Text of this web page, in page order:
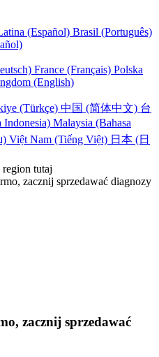
(Español) Brasil (Português)
France (Français) Polska
(English)
(Türkçe) 中国 (简体中文) 台
Indonesia) Malaysia (Bahasa
) Việt Nam (Tiếng Việt) 日本 (日
tutaj
zacznij sprzedawać diagnozy
zacznij sprzedawać